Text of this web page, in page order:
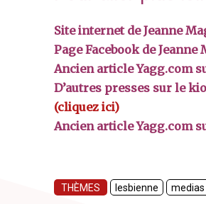
Site internet de Jeanne
Page Facebook de Jeanne
Ancien article Yagg.com
D’autres presses sur le
(cliquez ici)
Ancien article Yagg.com
THÈMES lesbienne medias